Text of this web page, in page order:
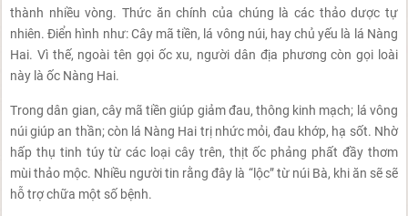
thành nhiều vòng. Thức ăn chính của chúng là các thảo dược tự
nhiên. Điển hình như: Cây mã tiền, lá vông núi, hay chủ yếu là lá Nàng
Hai. Vì thế, ngoài tên gọi ốc xu, người dân địa phương còn gọi loài
này là ốc Nàng Hai.
Trong dân gian, cây mã tiền giúp giảm đau, thông kinh mạch; lá vông
núi giúp an thần; còn lá Nàng Hai trị nhức mỏi, đau khớp, hạ sốt. Nhờ
hấp thụ tinh túy từ các loại cây trên, thịt ốc phảng phất đầy thơm
mùi thảo mộc. Nhiều người tin rằng đây là “lộc” từ núi Bà, khi ăn sẽ sẽ
hỗ trợ chữa một số bệnh.